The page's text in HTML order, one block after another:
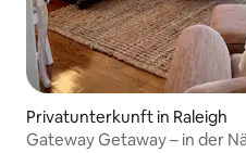
Privatunterkunft in Raleigh
Gateway Getaway – in der